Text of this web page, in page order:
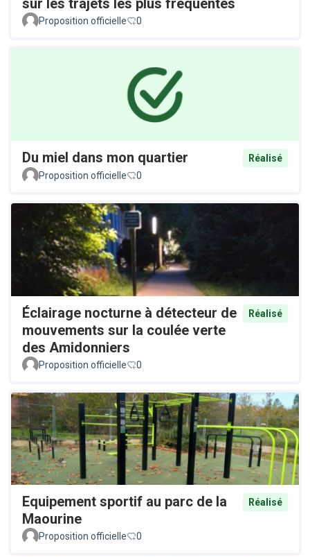
sur les trajets les plus fréquentés
Proposition officielle 0
Du miel dans mon quartier
Réalisé
Proposition officielle
0
Éclairage nocturne à détecteur de
mouvements sur la coulée verte
des Amidonniers
Réalisé
Proposition officielle 0
Equipement sportif au parc de la
Maourine
Réalisé
Proposition officielle 0